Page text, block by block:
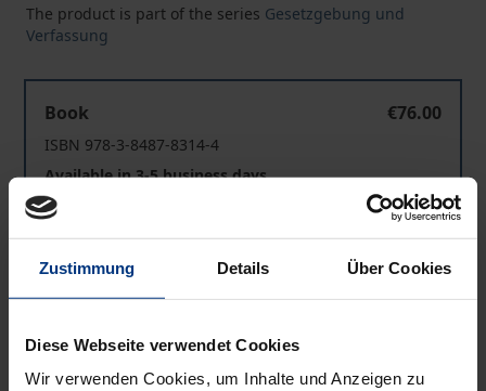
Zustimmung Details Über Cookies
Diese Webseite verwendet Cookies
Wir verwenden Cookies, um Inhalte und Anzeigen zu
The product is part of the series Gesetzgebung und
Verfassung
Book
€76.00
ISBN 978-3-8487-8314-4
Available in 3-5 business days
Einbindung von Expertise und externem Wissen in das